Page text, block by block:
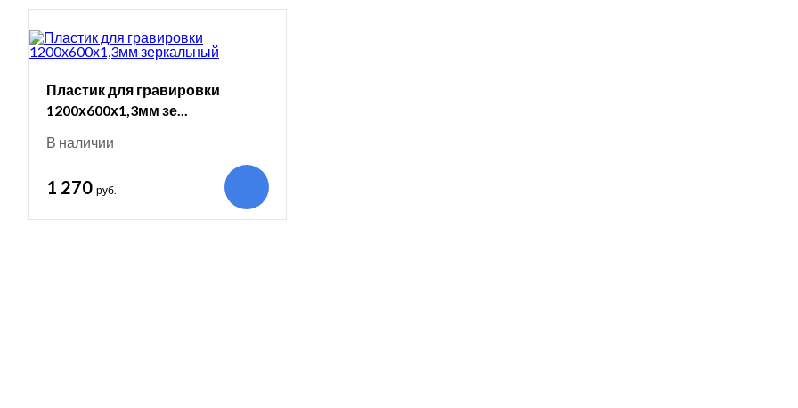
Пластик для гравировки
1200х600х1,3мм зе...
В наличии
1 270 руб.